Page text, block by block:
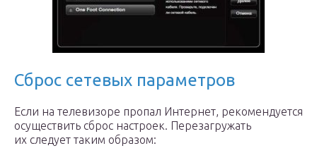
Сброс сетевых параметров
Если на телевизоре пропал Интернет, рекомендуется
осуществить сброс настроек. Перезагружать
их следует таким образом: